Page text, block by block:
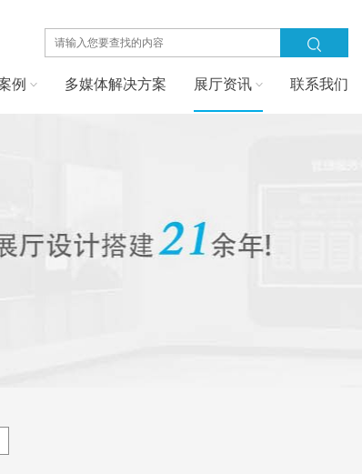
例 多媒体解决方案 展厅资讯 联系我们